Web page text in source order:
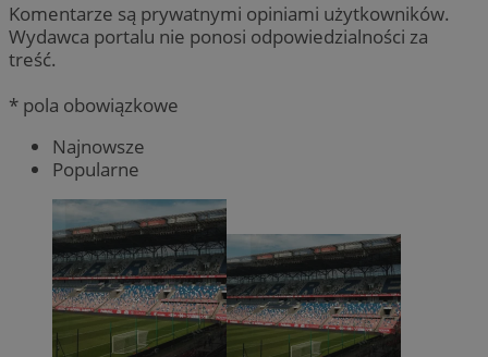
Komentarze są prywatnymi opiniami użytkowników.
Wydawca portalu nie ponosi odpowiedzialności za
treść.
* pola obowiązkowe
Najnowsze
Popularne